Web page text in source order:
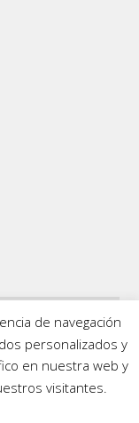
Reserved.
de navegación
personalizados y
en nuestra web y
visitantes.